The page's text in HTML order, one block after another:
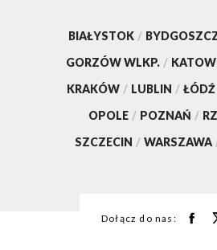
BIAŁYSTOK /
GORZÓW WLKP. /
KRAKÓW / LUBLIN / ŁÓDŹ
OPOLE / POZNAŃ /
SZCZECIN / WARSZAWA
Dołącz do nas: